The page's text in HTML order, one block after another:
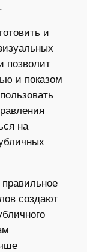
и
позволит
и показом
на
правильное
создают